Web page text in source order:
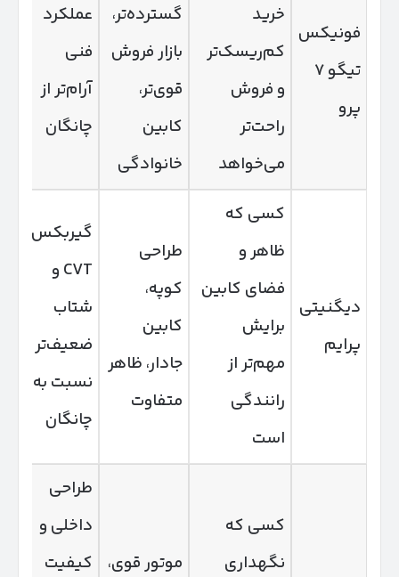
فونیکس
تیگو ۷
پرو
خرید
کم‌ریسک‌تر
و فروش
راحت‌تر
می‌خواهد
گسترده‌تر،
بازار فروش
قوی‌تر،
کابین
خانوادگی
عملکرد
فنی
آرام‌تر از
چانگان
دیگنیتی
پرایم
کسی که
ظاهر و
فضای کابین
برایش
مهم‌تر از
رانندگی
است
طراحی
کوپه،
کابین
جادار، ظاهر
متفاوت
گیربکس
CVT و
شتاب
ضعیف‌تر
نسبت به
چانگان
کسی که
نگهداری
موتور قوی،
طراحی
داخلی و
کیفیت